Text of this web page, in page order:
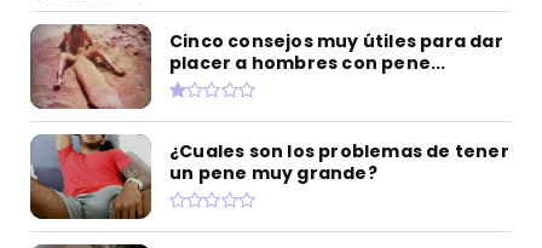
Cinco consejos muy útiles para dar
placer a hombres con pene...
¿Cuales son los problemas de tener
un pene muy grande?